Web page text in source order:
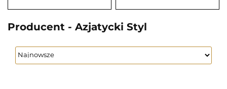
Producent - Azjatycki Styl